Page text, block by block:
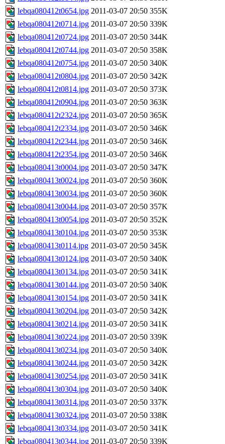
lebqa080412t0654.jpg 2011-03-07 20:50 355K
lebqa080412t0714.jpg 2011-03-07 20:50 339K
lebqa080412t0724.jpg 2011-03-07 20:50 344K
lebqa080412t0744.jpg 2011-03-07 20:50 358K
lebqa080412t0754.jpg 2011-03-07 20:50 340K
lebqa080412t0804.jpg 2011-03-07 20:50 342K
lebqa080412t0814.jpg 2011-03-07 20:50 373K
lebqa080412t0904.jpg 2011-03-07 20:50 363K
lebqa080412t2324.jpg 2011-03-07 20:50 365K
lebqa080412t2334.jpg 2011-03-07 20:50 346K
lebqa080412t2344.jpg 2011-03-07 20:50 346K
lebqa080412t2354.jpg 2011-03-07 20:50 346K
lebqa080413t0004.jpg 2011-03-07 20:50 347K
lebqa080413t0024.jpg 2011-03-07 20:50 360K
lebqa080413t0034.jpg 2011-03-07 20:50 360K
lebqa080413t0044.jpg 2011-03-07 20:50 357K
lebqa080413t0054.jpg 2011-03-07 20:50 352K
lebqa080413t0104.jpg 2011-03-07 20:50 353K
lebqa080413t0114.jpg 2011-03-07 20:50 345K
lebqa080413t0124.jpg 2011-03-07 20:50 340K
lebqa080413t0134.jpg 2011-03-07 20:50 341K
lebqa080413t0144.jpg 2011-03-07 20:50 340K
lebqa080413t0154.jpg 2011-03-07 20:50 341K
lebqa080413t0204.jpg 2011-03-07 20:50 342K
lebqa080413t0214.jpg 2011-03-07 20:50 341K
lebqa080413t0224.jpg 2011-03-07 20:50 339K
lebqa080413t0234.jpg 2011-03-07 20:50 340K
lebqa080413t0244.jpg 2011-03-07 20:50 342K
lebqa080413t0254.jpg 2011-03-07 20:50 341K
lebqa080413t0304.jpg 2011-03-07 20:50 340K
lebqa080413t0314.jpg 2011-03-07 20:50 337K
lebqa080413t0324.jpg 2011-03-07 20:50 338K
lebqa080413t0334.jpg 2011-03-07 20:50 341K
lebqa080413t0344.jpg 2011-03-07 20:50 339K